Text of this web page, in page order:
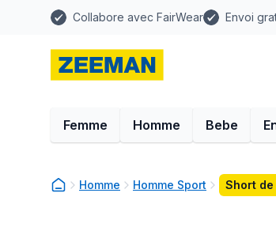
Collabore avec FairWear Envoi
Femme Homme Bebe
Homme Homme Sport Short